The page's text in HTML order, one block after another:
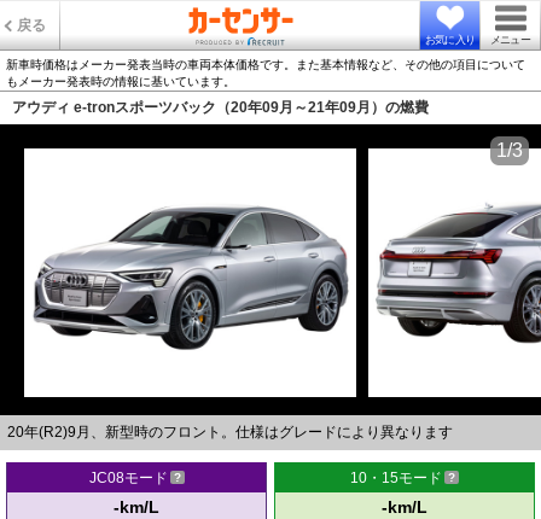
戻る
お気に入り メニュー
新車時価格はメーカー発表当時の車両本体価格です。また基本情報など、その他の項目について
もメーカー発表時の情報に基いています。
アウディ e-tronスポーツバック（20年09月～21年09月）の燃費
20年(R2)9月、新型時のフロント。仕様はグレードにより異なります
1/3
JC08モード
-km/L
10・15モード
-km/L